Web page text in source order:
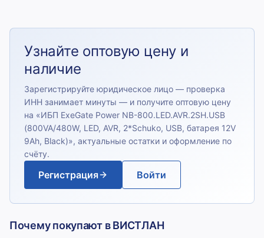
Узнайте оптовую цену и
наличие
Зарегистрируйте юридическое лицо — проверка
ИНН занимает минуты — и получите оптовую цену
на «ИБП ExeGate Power NB-800.LED.AVR.2SH.USB
(800VA/480W, LED, AVR, 2*Schuko, USB, батарея 12V
9Ah, Black)», актуальные остатки и оформление по
счёту.
Регистрация Войти
Почему покупают в ВИСТЛАН